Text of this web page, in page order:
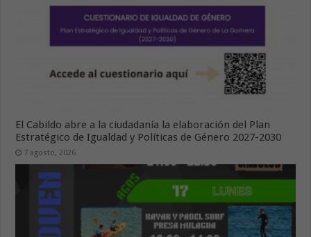
El Cabildo abre a la ciudadanía la elaboración del Plan
Estratégico de Igualdad y Políticas de Género 2027-2030
7 agosto, 2026